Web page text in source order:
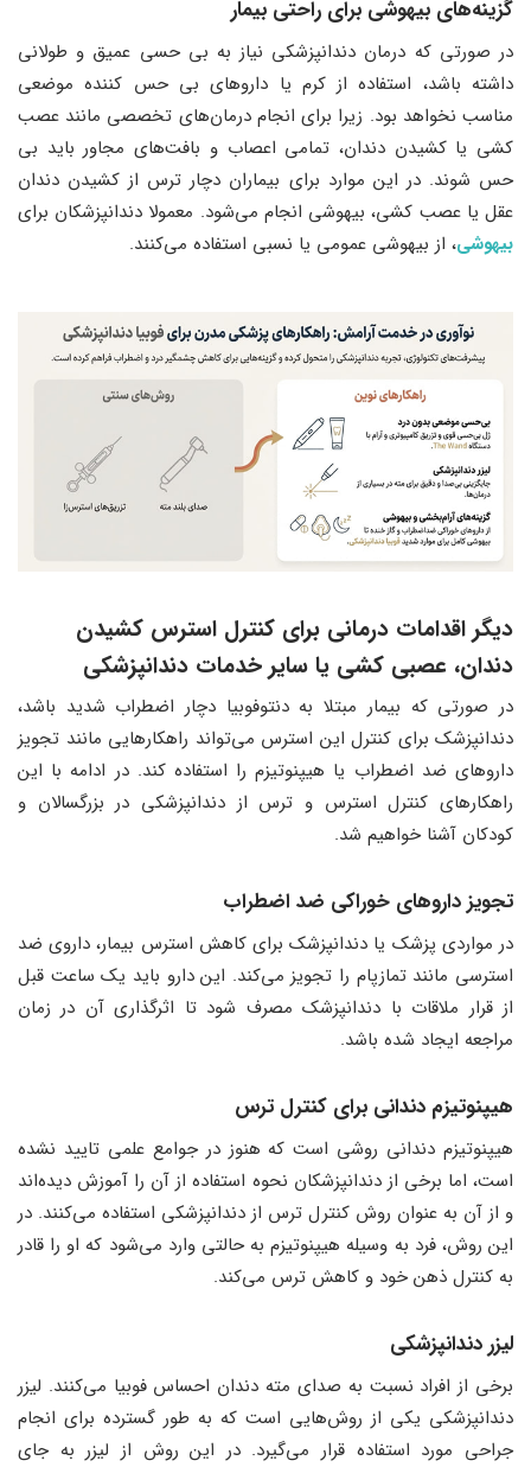
گزینه‌های بیهوشی برای راحتی بیمار
در صورتی که درمان دندانپزشکی نیاز به بی حسی عمیق و طولانی
داشته باشد، استفاده از کرم یا داروهای بی حس کننده موضعی
مناسب نخواهد بود. زیرا برای انجام درمان‌های تخصصی مانند عصب
کشی یا کشیدن دندان، تمامی اعصاب و بافت‌های مجاور باید بی
حس شوند. در این موارد برای بیماران دچار ترس از کشیدن دندان
عقل یا عصب کشی، بیهوشی انجام می‌شود. معمولا دندانپزشکان برای
بیهوشی، از بیهوشی عمومی یا نسبی استفاده می‌کنند.
دیگر اقدامات درمانی برای کنترل استرس کشیدن
دندان، عصبی کشی یا سایر خدمات دندانپزشکی
در صورتی که بیمار مبتلا به دنتوفوبیا دچار اضطراب شدید باشد،
دندانپزشک برای کنترل این استرس می‌تواند راهکارهایی مانند تجویز
داروهای ضد اضطراب یا هیپنوتیزم را استفاده کند. در ادامه با این
راهکارهای کنترل استرس و ترس از دندانپزشکی در بزرگسالان و
کودکان آشنا خواهیم شد.
تجویز داروهای خوراکی ضد اضطراب
در مواردی پزشک یا دندانپزشک برای کاهش استرس بیمار، داروی ضد
استرسی مانند تمازپام را تجویز می‌کند. این دارو باید یک ساعت قبل
از قرار ملاقات با دندانپزشک مصرف شود تا اثرگذاری آن در زمان
مراجعه ایجاد شده باشد.
هیپنوتیزم دندانی برای کنترل ترس
هیپنوتیزم دندانی روشی است که هنوز در جوامع علمی تایید نشده
است، اما برخی از دندانپزشکان نحوه استفاده از آن را آموزش دیده‌اند
و از آن به عنوان روش کنترل ترس از دندانپزشکی استفاده می‌‌کنند. در
این روش، فرد به وسیله هیپنوتیزم به حالتی وارد می‌شود که او را قادر
به کنترل ذهن خود و کاهش ترس می‌‌کند.
لیزر دندانپزشکی
برخی از افراد نسبت به صدای مته دندان احساس فوبیا می‌کنند. لیزر
دندانپزشکی یکی از روش‌هایی است که به طور گسترده برای انجام
جراحی‌ مورد استفاده قرار می‌‌گیرد. در این روش از لیزر به جای